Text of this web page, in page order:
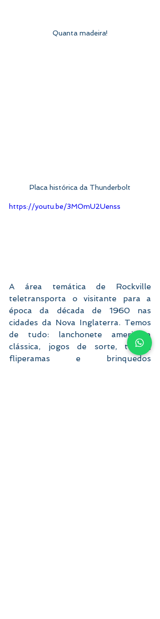
Quanta madeira!
Placa histórica da Thunderbolt
https://youtu.be/3MOmU2Uenss
A área temática de Rockville
teletransporta o visitante para a
época da década de 1960 nas
cidades da Nova Inglaterra. Temos
de tudo: lanchonete americana
clássica, jogos de sorte, teatro,
fliperamas e brinquedos